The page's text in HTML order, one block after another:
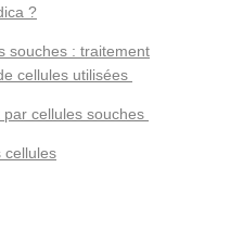
?
souches : traitement
cellules utilisées
cellules souches
cellules